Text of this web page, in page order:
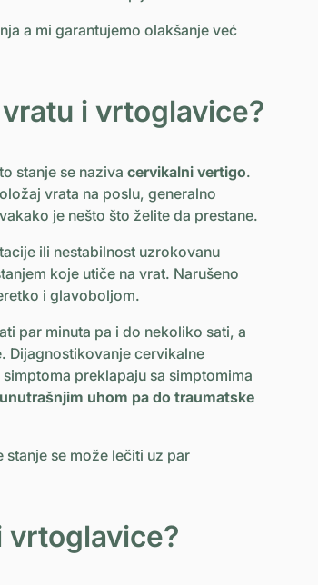
a mi garantujemo olakšanje već
i vrtoglavice?
stanje se naziva cervikalni vertigo.
vrata na poslu, generalno
je nešto što želite da prestane.
ili nestabilnost uzrokovanu
koje utiče na vrat. Narušeno
i glavoboljom.
par minuta pa i do nekoliko sati, a
Dijagnostikovanje cervikalne
preklapaju sa simptomima
uhom pa do traumatske
se može lečiti uz par
vrtoglavice?